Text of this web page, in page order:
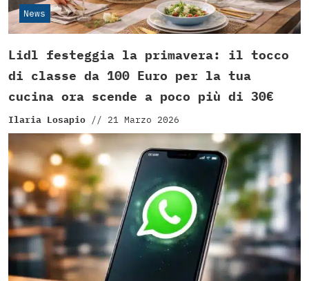
News
Lidl festeggia la primavera: il tocco
di classe da 100 Euro per la tua
cucina ora scende a poco più di 30€
Ilaria Losapio // 21 Marzo 2026